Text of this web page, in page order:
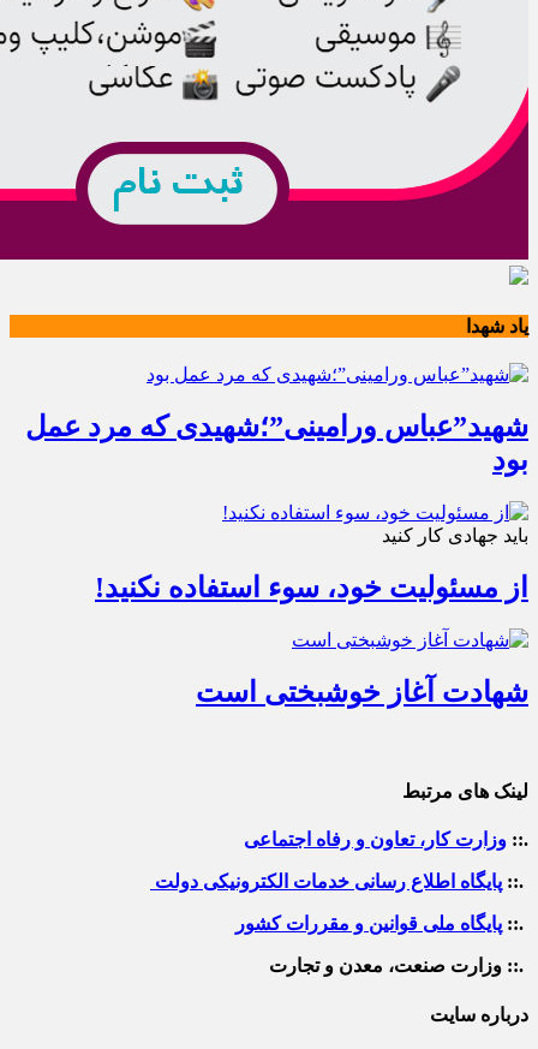
یاد شهدا
شهید”عباس ورامینی”؛شهیدی که مرد عمل
بود
باید جهادی کار کنید
از مسئولیت خود، سوء استفاده نکنید!
شهادت آغاز خوشبختی است
لینک های مرتبط
.:: وزارت کار، تعاون و رفاه اجتماعی
.:: پایگاه اطلاع رسانی خدمات الکترونیکی دولت
.:: پایگاه ملی قوانین و مقررات کشور
.:: وزارت صنعت، معدن و تجارت
درباره سایت